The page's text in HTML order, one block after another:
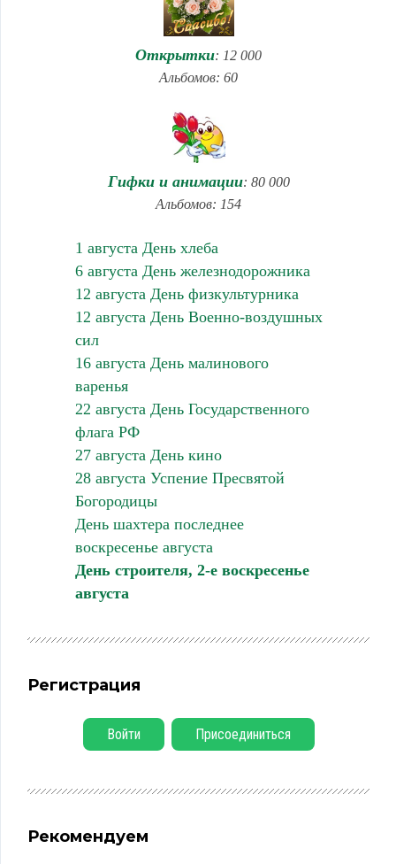
Открытки: 12 000
Альбомов: 60
Гифки и анимации: 80 000
Альбомов: 154
1 августа День хлеба
6 августа День железнодорожника
12 августа День физкультурника
12 августа День Военно-воздушных
сил
16 августа День малинового
варенья
22 августа День Государственного
флага РФ
27 августа День кино
28 августа Успение Пресвятой
Богородицы
День шахтера последнее
воскресенье августа
День строителя, 2-е воскресенье
августа
Регистрация
Войти Присоединиться
Рекомендуем